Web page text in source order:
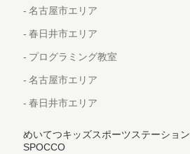
名古屋市エリア
春日井市エリア
プログラミング教室
名古屋市エリア
春日井市エリア
めいてつキッズスポーツステーション
SPOCCO